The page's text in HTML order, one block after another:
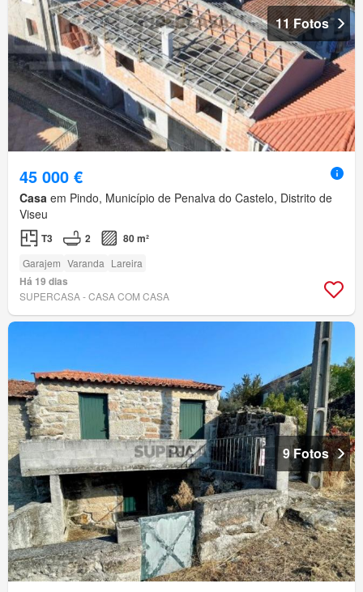
11 Fotos
45 000 €
Casa em Pindo, Município de Penalva do Castelo, Distrito de
Viseu
T3 2 80 m²
Garajem Varanda Lareira
Há 19 dias
SUPERCASA - CASA COM CASA
9 Fotos